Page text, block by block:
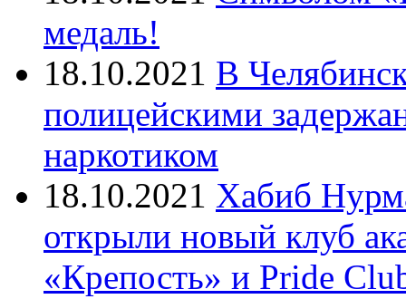
медаль!
18.10.2021 В
полицейскими
наркотиком
18.10.2021 Хабиб
открыли новый клуб
«Крепость» и Pride